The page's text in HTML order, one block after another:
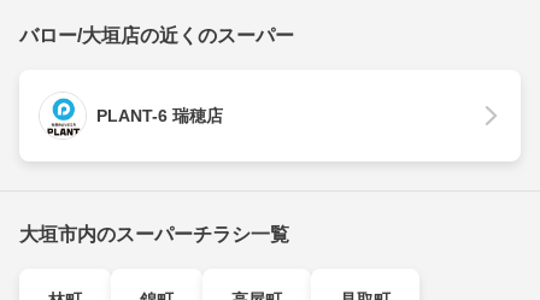
バロー/大垣店の近くのスーパー
PLANT-6 瑞穂店
大垣市内のスーパーチラシ一覧